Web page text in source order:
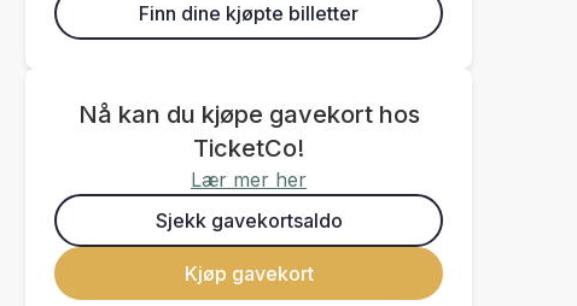
Finn dine kjøpte billetter
Nå kan du kjøpe gavekort hos
TicketCo!
Lær mer her
Sjekk gavekortsaldo
Kjøp gavekort